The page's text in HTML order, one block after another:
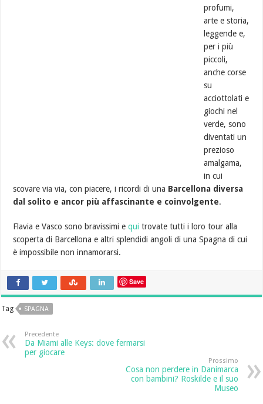
profumi,
arte e storia,
leggende e,
per i più
piccoli,
anche corse
su
acciottolati e
giochi nel
verde, sono
diventati un
prezioso
amalgama,
in cui
scovare via via, con piacere, i ricordi di una Barcellona diversa
dal solito e ancor più affascinante e coinvolgente.
Flavia e Vasco sono bravissimi equi trovate tutti i loro tour alla
scoperta di Barcellona e altri splendidi angoli di una Spagna di cui
è impossibile non innamorarsi.
Save
Tag SPAGNA
Precedente
Da Miami alle Keys: dove fermarsi
per giocare
Prossimo
Cosa non perdere in Danimarca
con bambini? Roskilde e il suo
Museo